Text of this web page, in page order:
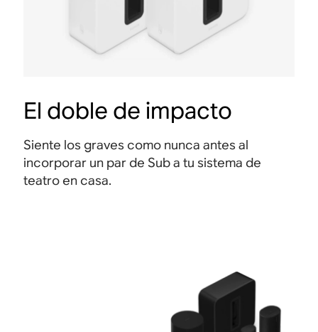
El doble de impacto
Siente los graves como nunca antes al
incorporar un par de Sub a tu sistema de
teatro en casa.